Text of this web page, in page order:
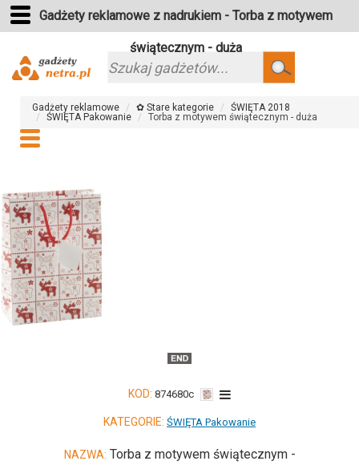
Gadżety reklamowe z nadrukiem - Torba z motywem
świątecznym - duża
Szukaj
Gadżety reklamowe ✿ Stare kategorie
ŚWIĘTA 2018
ŚWIĘTA Pakowanie
Torba z motywem świątecznym - duża
KOD: 874680c
KATEGORIE: ŚWIĘTA Pakowanie
NAZWA: Torba z motywem świątecznym -